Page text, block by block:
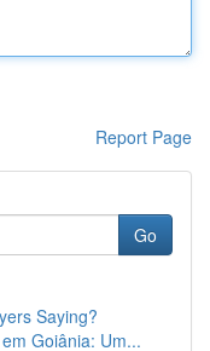
Report Page
Go
Saying?
Goiânia: Um...